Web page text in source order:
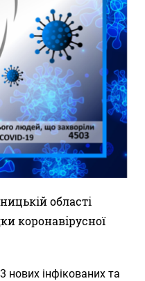
області
коронавірусної
нових інфікованих та